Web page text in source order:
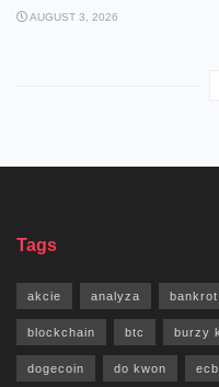
AUGUST 3, 2026
Tags
akcie analyza bankrot
blockchain btc burzy
dogecoin do kwon ecb